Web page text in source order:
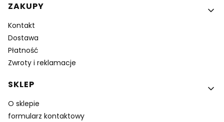
ZAKUPY
Kontakt
Dostawa
Płatność
Zwroty i reklamacje
SKLEP
O sklepie
formularz kontaktowy